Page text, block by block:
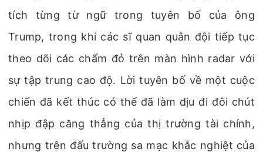
tích từng từ ngữ trong tuyên bố của ông
Trump, trong khi các sĩ quan quân đội tiếp tục
theo dõi các chấm đỏ trên màn hình radar với
sự tập trung cao độ. Lời tuyên bố về một cuộc
chiến đã kết thúc có thể đã làm dịu đi đôi chút
nhịp đập căng thẳng của thị trường tài chính,
nhưng trên đấu trường sa mạc khắc nghiệt của